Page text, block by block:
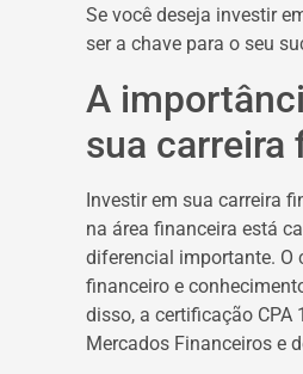
Se você deseja investir
ser a chave para o seu
A
sua carreira
Investir em sua carreira
na área financeira está
diferencial importante. O
financeiro e
disso, a certificação CPA
Mercados Financeiros e